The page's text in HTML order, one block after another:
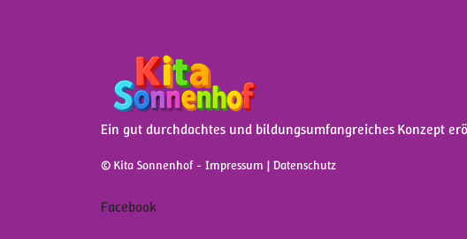
Ein gut durchdachtes und bildungsumfangreiches Konzept
© Kita Sonnenhof- Impressum | Datenschutz
Facebook